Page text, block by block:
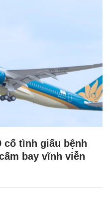
cố tình giấu bệnh
bay vĩnh viễn